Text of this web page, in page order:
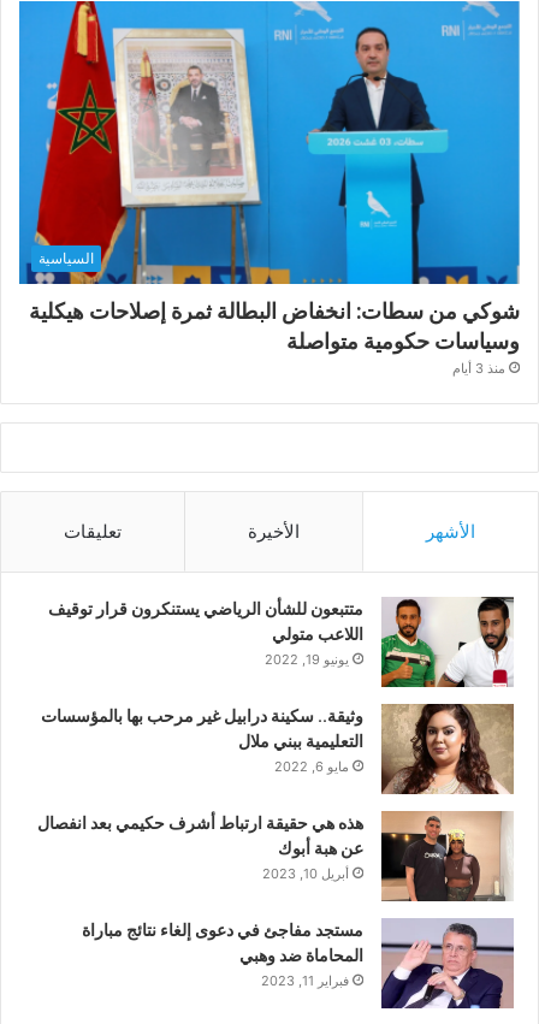
السياسية
شوكي من سطات: انخفاض البطالة ثمرة إصلاحات هيكلية
وسياسات حكومية متواصلة
منذ 3 أيام
الأشهر الأخيرة تعليقات
متتبعون للشأن الرياضي يستنكرون قرار توقيف
اللاعب متولي
يونيو 19, 2022
وثيقة.. سكينة درابيل غير مرحب بها بالمؤسسات
التعليمية ببني ملال
مايو 6, 2022
هذه هي حقيقة ارتباط أشرف حكيمي بعد انفصال
عن هبة أبوك
أبريل 10, 2023
مستجد مفاجئ في دعوى إلغاء نتائج مباراة
المحاماة ضد وهبي
فبراير 11, 2023